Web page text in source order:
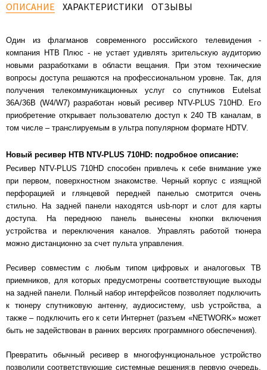
ОПИСАНИЕ ХАРАКТЕРИСТИКИ ОТЗЫВЫ
Один из флагманов современного российского телевидения -
компания НТВ Плюс - не устает удивлять зрительскую аудиторию
новыми разработками в области вещания. При этом технические
вопросы доступа решаются на профессиональном уровне. Так, для
получения телекоммуникационных услуг со спутников Eutelsat
36А/36B (W4/W7) разработан новый ресивер NTV-PLUS 710HD. Его
приобретение открывает пользователю доступ к 240 ТВ каналам, в
том числе – транслируемым в ультра популярном формате HDTV.
Новый ресивер НТВ NTV-PLUS 710HD: подробное описание:
Ресивер NTV-PLUS 710HD способен привлечь к себе внимание уже
при первом, поверхностном знакомстве. Черный корпус с изящной
перфорацией и глянцевой передней панелью смотрится очень
стильно. На задней панели находятся usb-порт и слот для карты
доступа. На переднюю панель вынесены кнопки включения
устройства и переключения каналов. Управлять работой тюнера
можно дистанционно за счет пульта управления.
Ресивер совместим с любым типом цифровых и аналоговых ТВ
приемников, для которых предусмотрены соответствующие выходы
на задней панели. Полный набор интерфейсов позволяет подключить
к тюнеру спутниковую антенну, аудиосистему, usb устройства, а
также – подключить его к сети Интернет (разъем «NETWORK» может
быть не задействован в ранних версиях программного обеспечения).
Превратить обычный ресивер в многофункциональное устройство
позволили соответствующие системные решения:в первую очередь,